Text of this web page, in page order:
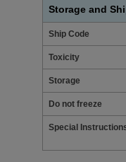
Storage and
Ship Code
Toxicity
Storage
Do not freeze
Special